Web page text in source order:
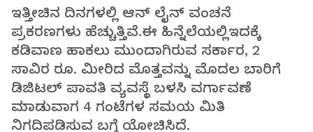
ಇತ್ತೀಚಿನ ದಿನಗಳಲ್ಲಿ ಆನ್ ಲೈನ್ ವಂಚನೆ
ಪ್ರಕರಣಗಳು ಹೆಚ್ಚುತ್ತಿವೆ.ಈ ಹಿನ್ನೆಲೆಯಲ್ಲಿಇದಕ್ಕೆ
ಕಡಿವಾಣ ಹಾಕಲು ಮುಂದಾಗಿರುವ ಸರ್ಕಾರ, 2
ಸಾವಿರ ರೂ. ಮೀರಿದ ಮೊತ್ತವನ್ನು ಮೊದಲ ಬಾರಿಗೆ
ಡಿಜಿಟಲ್ ಪಾವತಿ ವ್ಯವಸ್ಥೆ ಬಳಸಿ ವರ್ಗಾವಣೆ
ಮಾಡುವಾಗ 4 ಗಂಟೆಗಳ ಸಮಯ ಮಿತಿ
ನಿಗದಿಪಡಿಸುವ ಬಗ್ಗೆ ಯೋಚಿಸಿದೆ.